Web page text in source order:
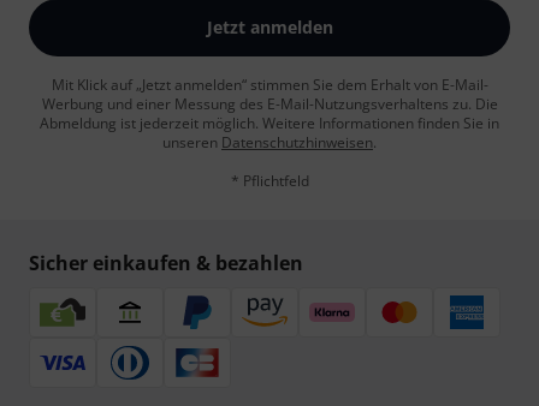
Jetzt anmelden
Mit Klick auf „Jetzt anmelden“ stimmen Sie dem Erhalt von E-Mail-
Werbung und einer Messung des E-Mail-Nutzungsverhaltens zu. Die
Abmeldung ist jederzeit möglich. Weitere Informationen finden Sie in
unseren Datenschutzhinweisen.
* Pflichtfeld
Sicher einkaufen & bezahlen